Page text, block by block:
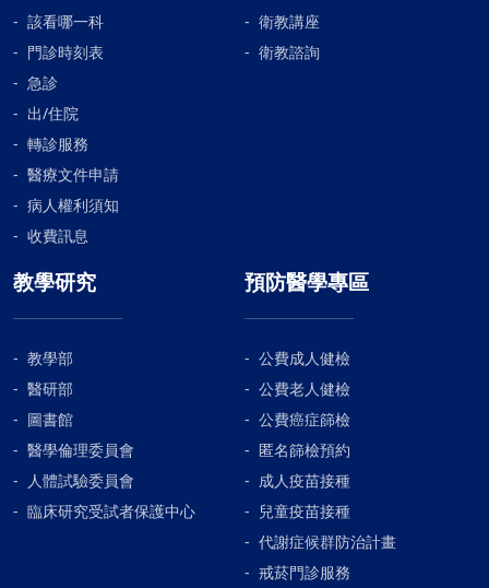
該看哪一科
門診時刻表
急診
出/住院
轉診服務
醫療文件申請
病人權利須知
收費訊息
衛教講座
衛教諮詢
教學研究
教學部
醫研部
圖書館
醫學倫理委員會
人體試驗委員會
臨床研究受試者保護中心
預防醫學專區
公費成人健檢
公費老人健檢
公費癌症篩檢
匿名篩檢預約
成人疫苗接種
兒童疫苗接種
代謝症候群防治計畫
戒菸門診服務